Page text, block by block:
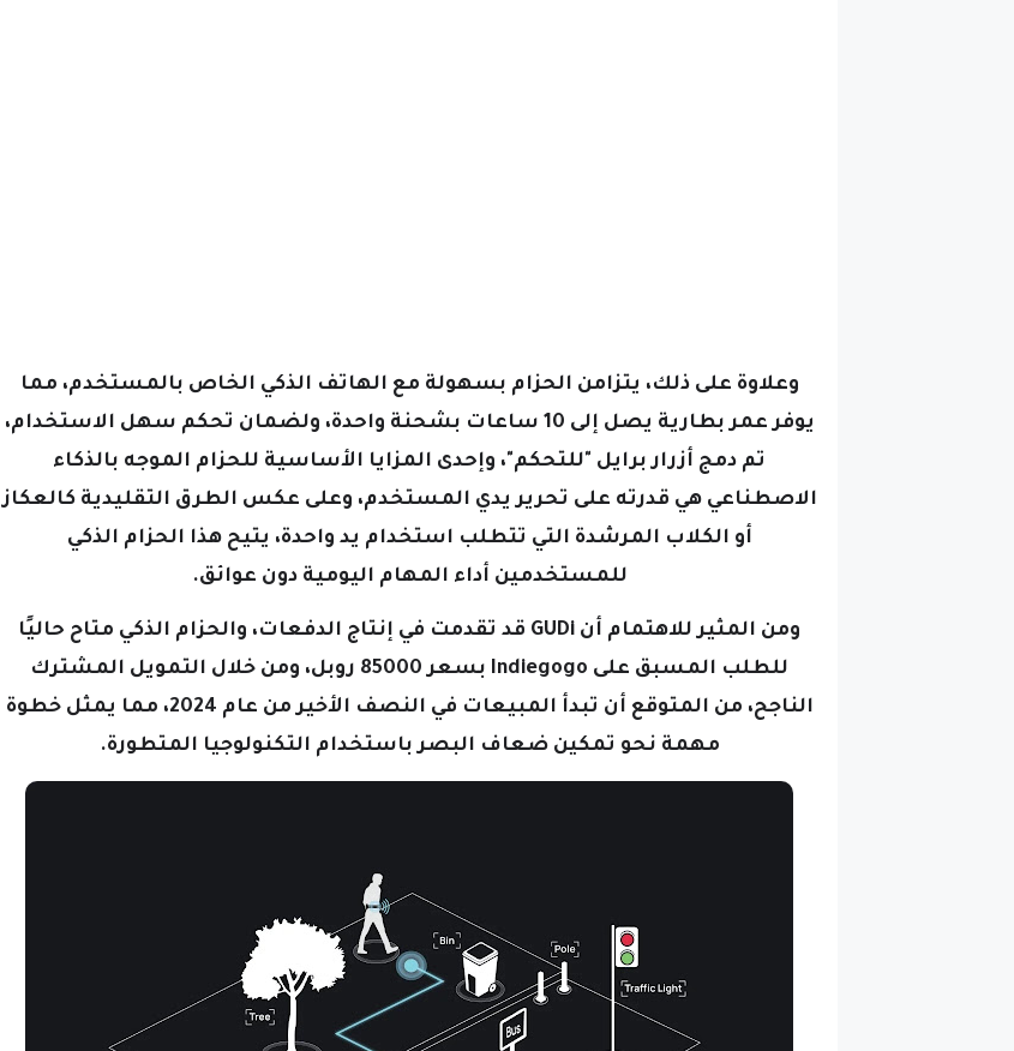
وعلاوة على ذلك، يتزامن الحزام بسهولة مع الهاتف الذكي الخاص بالمستخدم، مما
يوفر عمر بطارية يصل إلى 10 ساعات بشحنة واحدة، ولضمان تحكم سهل الاستخدام،
تم دمج أزرار برايل "للتحكم"، وإحدى المزايا الأساسية للحزام الموجه بالذكاء
الاصطناعي هي قدرته على تحرير يدي المستخدم، وعلى عكس الطرق التقليدية كالعكاز
أو الكلاب المرشدة التي تتطلب استخدام يد واحدة، يتيح هذا الحزام الذكي
للمستخدمين أداء المهام اليومية دون عوائق.
ومن المثير للاهتمام أن GUDi قد تقدمت في إنتاج الدفعات، والحزام الذكي متاح حاليًا
للطلب المسبق على Indiegogo بسعر 85000 روبل، ومن خلال التمويل المشترك
الناجح، من المتوقع أن تبدأ المبيعات في النصف الأخير من عام 2024، مما يمثل خطوة
مهمة نحو تمكين ضعاف البصر باستخدام التكنولوجيا المتطورة.